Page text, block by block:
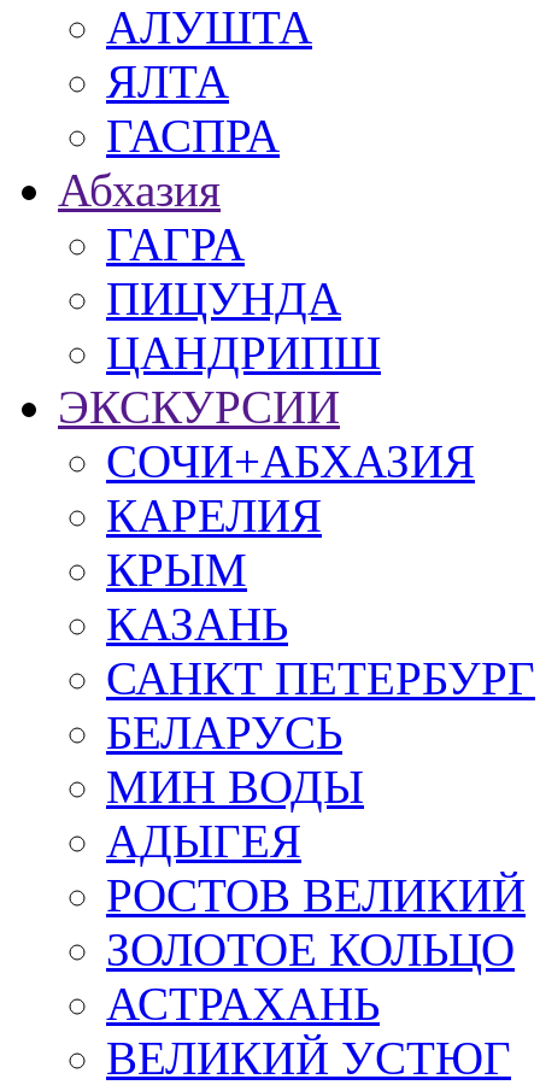
АЛУШТА
ЯЛТА
ГАСПРА
Абхазия
ГАГРА
ПИЦУНДА
ЦАНДРИПШ
ЭКСКУРСИИ
СОЧИ+АБХАЗИЯ
КАРЕЛИЯ
КРЫМ
КАЗАНЬ
САНКТ ПЕТЕРБУРГ
БЕЛАРУСЬ
МИН ВОДЫ
АДЫГЕЯ
РОСТОВ ВЕЛИКИЙ
ЗОЛОТОЕ КОЛЬЦО
АСТРАХАНЬ
ВЕЛИКИЙ УСТЮГ